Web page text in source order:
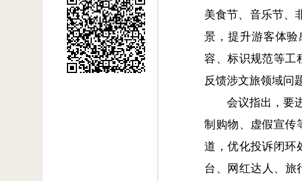
美食节、音乐节、
景，提升游客体
容、标识规范等工
反馈涉文旅领域问
会议指出，要
制购物、虚假宣传
道，优化投诉闭环
台、网红达人、旅